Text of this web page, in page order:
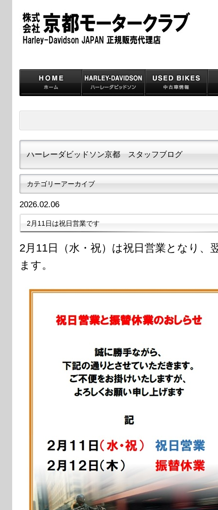
ハーレーダビッドソン京都 スタッフブログ
カテゴリーアーカイブ
2026.02.06
2月11日は祝日営業です
2月11日（水・祝）は祝日営業となり、
ます。